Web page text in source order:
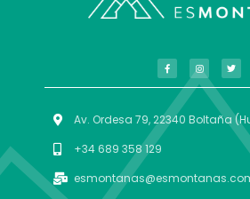
Av. Ordesa 79, 22340 Boltaña
+34 689 358 129